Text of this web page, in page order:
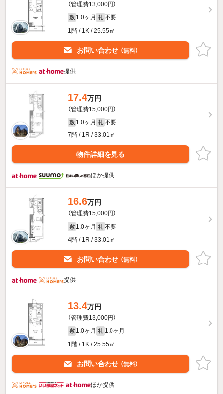
（管理費13,000円）
敷 1.0ヶ月 礼 不要
1階 / 1K / 25.55㎡
お問い合わせ （無料）
提供
17.4万円
（管理費15,000円）
敷 1.0ヶ月 礼 不要
7階 / 1R / 33.01㎡
物件詳細を見る
ほか提供
16.6万円
（管理費15,000円）
敷 1.0ヶ月 礼 不要
4階 / 1R / 33.01㎡
お問い合わせ （無料）
提供
13.4万円
（管理費13,000円）
敷 1.0ヶ月 礼 1.0ヶ月
1階 / 1K / 25.55㎡
お問い合わせ （無料）
ほか提供